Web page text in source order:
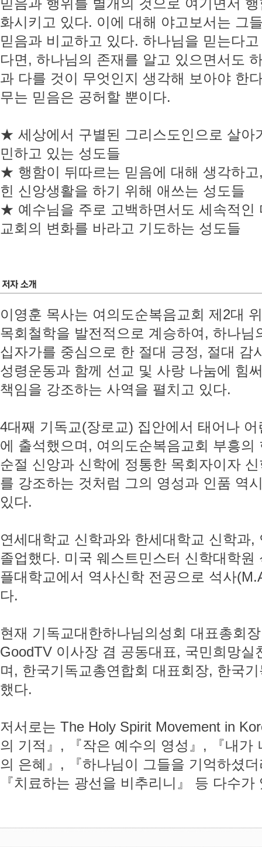
믿음과 행위를 별개의 것으로 여기면서
화시키고 있다. 이에 대해 야고보서는 그
믿음과 비교하고 있다. 하나님을 믿는다
다면, 하나님의 존재를 알고 있으면서도
과 다를 것이 무엇인지 생각해 보아야 한
무는 믿음은 공허할 뿐이다.
★ 세상에서 구별된 그리스도인으로 살아
민하고 있는 성도들
★ 행함이 뒤따르는 믿음에 대해 생각하
힌 신앙생활을 하기 위해 애쓰는 성도들
★ 예수님을 주로 고백하면서도 세속적인
교회의 변화를 바라고 기도하는 성도들
이영훈 목사는 여의도순복음교회 제2대
목회철학을 발전적으로 계승하여, 하나
십자가를 중심으로 한 절대 긍정, 절대 감
성령운동과 함께 선교 및 사랑 나눔에 힘
책임을 강조하는 사역을 펼치고 있다.
4대째 기독교(장로교) 집안에서 태어나
에 출석했으며, 여의도순복음교회 부흥
순절 신앙과 신학에 정통한 목회자이자
를 강조하는 것처럼 그의 영성과 인품 역
있다.
연세대학교 신학과와 한세대학교 신학과
졸업했다. 미국 웨스트민스터 신학대학
플대학교에서 역사신학 전공으로 석사
다.
현재 기독교대한하나님의성회 대표총회
GoodTV 이사장 겸 공동대표, 국민희망
며, 한국기독교총연합회 대표회장, 한국
했다.
저서로는 The Holy Spirit Movement in
의 기적』, 『작은 예수의 영성』, 『내가
의 은혜』, 『하나님이 그들을 기억하셨
『치료하는 광선을 비추리니』 등 다수가